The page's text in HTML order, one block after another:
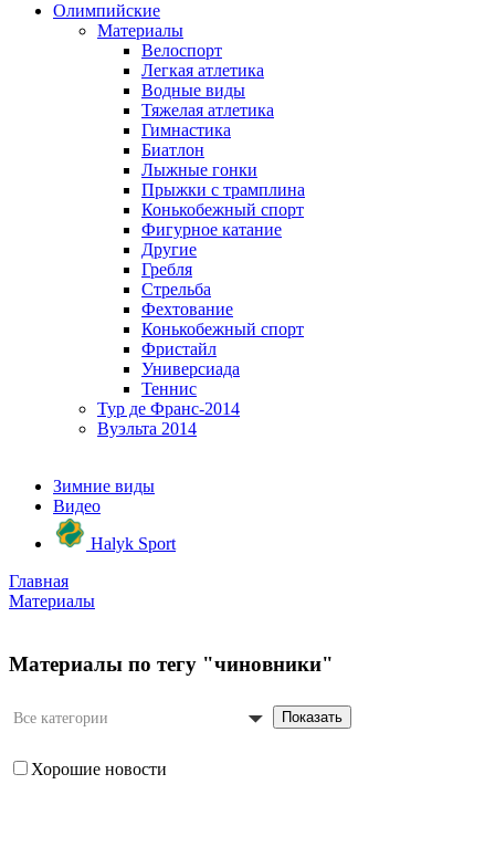
Олимпийские
Материалы
Велоспорт
Легкая атлетика
Водные виды
Тяжелая атлетика
Гимнастика
Биатлон
Лыжные гонки
Прыжки с трамплина
Конькобежный спорт
Фигурное катание
Другие
Гребля
Стрельба
Фехтование
Конькобежный спорт
Фристайл
Универсиада
Теннис
Тур де Франс-2014
Вуэльта 2014
Зимние виды
Видео
Halyk Sport
Главная
Материалы
Материалы по тегу "чиновники"
Все категории Показать
Хорошие новости